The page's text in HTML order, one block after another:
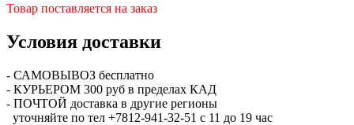
Товар поставляется на заказ
Условия доставки
- САМОВЫВОЗ бесплатно
- КУРЬЕРОМ 300 руб в пределах КАД
- ПОЧТОЙ доставка в другие регионы
уточняйте по тел +7812-941-32-51 с 11 до 19 час